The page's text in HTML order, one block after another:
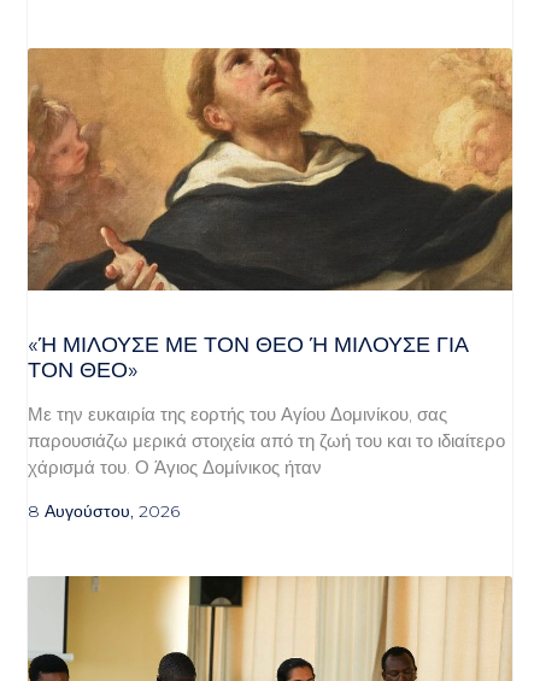
«Ή ΜΙΛΟΎΣΕ ΜΕ ΤΟΝ ΘΕΌ Ή ΜΙΛΟΎΣΕ ΓΙΑ ΤΟ
Ν ΘΕΌ»
Με την ευκαιρία της εορτής του Αγίου Δομινίκου, σας
παρουσιάζω μερικά στοιχεία από τη ζωή του και το ιδιαίτερο
χάρισμά του. Ο Άγιος Δομίνικος ήταν
8 Αυγούστου, 2026